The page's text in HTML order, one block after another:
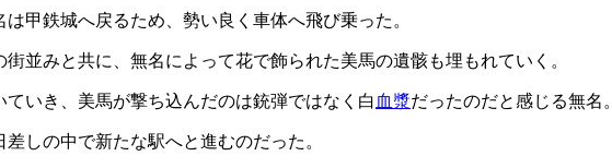
甲鉄城へ戻るため、勢い良く車体へ飛び乗った。
並みと共に、無名によって花で飾られた美馬の遺骸も埋もれていく。
ていき、美馬が撃ち込んだのは銃弾ではなく白 血漿だったのだと感じる無名。
しの中で新たな駅へと進むのだった。